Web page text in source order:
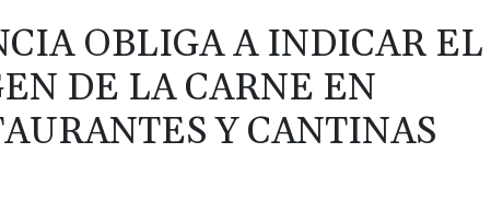
OBLIGA A INDICAR EL
DE LA CARNE EN
Y CANTINAS